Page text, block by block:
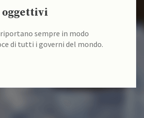
sempre in modo
di tutti i governi del mondo.